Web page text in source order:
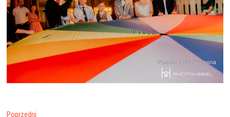
Poprzedni